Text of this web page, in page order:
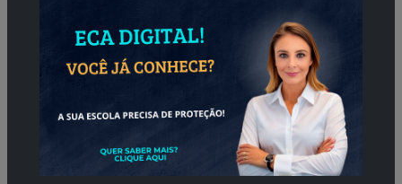
muitos. É assim que o Cyberbullying se torna
consequência do vazamento de informações.
Entretanto, existem modos de prevenção. Se sua
empresa , seja ela escola, hospital, indústria ou
comércio, for vítima de vazamento de dados, saiba